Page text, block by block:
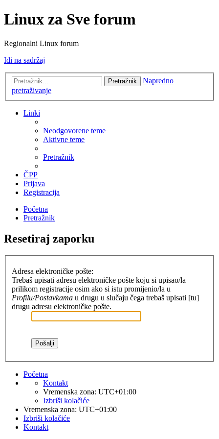
Linux za Sve forum
Regionalni Linux forum
Idi na sadržaj
Pretražnik
Napredno
pretraživanje
Linki
Neodgovorene teme
Aktivne teme
Pretražnik
ČPP
Prijava
Registracija
Početna
Pretražnik
Resetiraj zaporku
Adresa elektroničke pošte:
Trebaš upisati adresu elektroničke pošte koju si upisao/la
prilikom registracije osim ako si istu promijenio/la u
Profilu/Postavkama u drugu u slučaju čega trebaš upisati [tu]
drugu adresu elektroničke pošte.
Početna
Kontakt
Vremenska zona: UTC+01:00
Izbriši kolačiće
Vremenska zona: UTC+01:00
Izbriši kolačiće
Kontakt